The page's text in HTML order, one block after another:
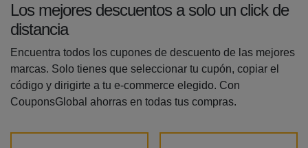
Los mejores descuentos a solo un click de
distancia
Encuentra todos los cupones de descuento de las mejores
marcas. Solo tienes que seleccionar tu cupón, copiar el
código y dirigirte a tu e-commerce elegido. Con
CouponsGlobal ahorras en todas tus compras.